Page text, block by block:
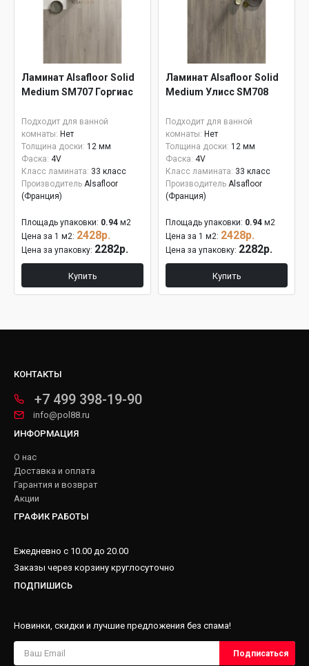
Ламинат Alsafloor Solid
Medium SM707 Горгиас
Подходит для ванной
комнаты: Нет
Толщина доски: 12 мм
Фаска: 4V
Класс ламината: 33 класс
Производитель Alsafloor
(Франция)
Площадь упаковки: 0.94 м2
Цена за 1 м2: 2428р.
Цена за упаковку: 2282р.
Купить
Ламинат Alsafloor Solid
Medium Улисс SM708
Подходит для ванной
комнаты: Нет
Толщина доски: 12 мм
Фаска: 4V
Класс ламината: 33 класс
Производитель Alsafloor
(Франция)
Площадь упаковки: 0.94 м2
Цена за 1 м2: 2428р.
Цена за упаковку: 2282р.
Купить
КОНТАКТЫ
+7 499 398-19-90
info@pol88.ru
ИНФОРМАЦИЯ
О нас
Доставка и оплата
Гарантия и возврат
Акции
ГРАФИК РАБОТЫ
Ежедневно с 10.00 до 20.00
Заказы через корзину круглосуточно
ПОДПИШИСЬ
Новинки, скидки и лучшие предложения без спама!